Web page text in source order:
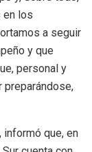
en los
a seguir
y que
personal y
informó que, en